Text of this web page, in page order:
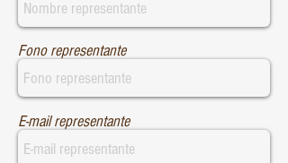
Fono representante
E-mail representante